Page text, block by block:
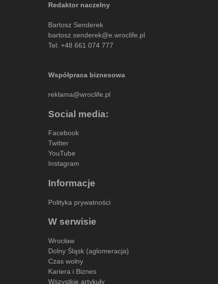
Redaktor naczelny
Bartosz Senderek
bartosz.senderek@e.wroclife.pl
Tel: +48 661 074 777
Współpraca biznesowa
reklama@wroclife.pl
Social media:
Facebook
Twitter
YouTube
Instagram
Informacje
Polityka prywatności
W serwisie
Wrocław
Dolny Śląsk (aglomeracja)
Czas wolny
Kariera i Biznes
Wszystkie artykuły